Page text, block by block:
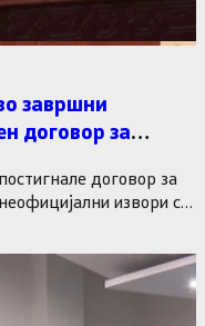
завршни
договор за
договор за
извори се